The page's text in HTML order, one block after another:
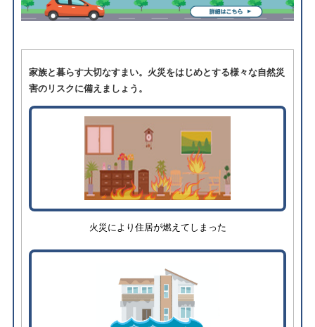
家族と暮らす大切なすまい。火災をはじめとする様々な自然災
害のリスクに備えましょう。
火災により住居が燃えてしまった